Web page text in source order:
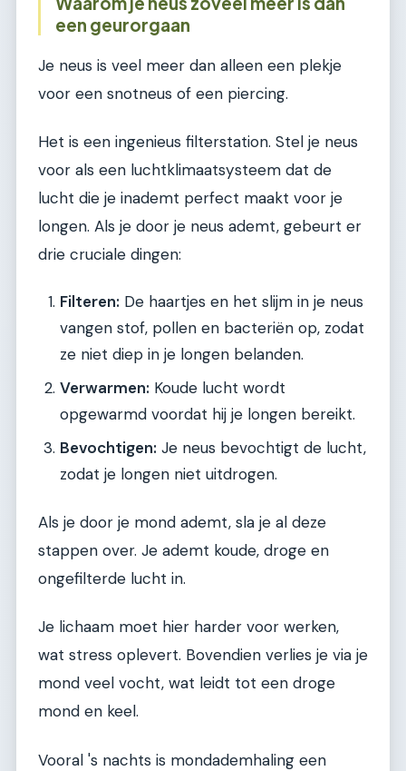
een geurorgaan
Je neus is veel meer dan alleen een plekje
voor een snotneus of een piercing.
Het is een ingenieus filterstation. Stel je neus
voor als een luchtklimaatsysteem dat de
lucht die je inademt perfect maakt voor je
longen. Als je door je neus ademt, gebeurt er
drie cruciale dingen:
Filteren: De haartjes en het slijm in je neus
vangen stof, pollen en bacteriën op, zodat
ze niet diep in je longen belanden.
Verwarmen: Koude lucht wordt
opgewarmd voordat hij je longen bereikt.
Bevochtigen: Je neus bevochtigt de lucht,
zodat je longen niet uitdrogen.
Als je door je mond ademt, sla je al deze
stappen over. Je ademt koude, droge en
ongefilterde lucht in.
Je lichaam moet hier harder voor werken,
wat stress oplevert. Bovendien verlies je via je
mond veel vocht, wat leidt tot een droge
mond en keel.
Vooral 's nachts is mondademhaling een